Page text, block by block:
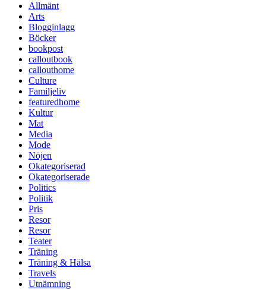
Allmänt
Arts
Blogginlagg
Böcker
bookpost
calloutbook
callouthome
Culture
Familjeliv
featuredhome
Kultur
Mat
Media
Mode
Nöjen
Okategoriserad
Okategoriserade
Politics
Politik
Pris
Resor
Resor
Teater
Träning
Träning & Hälsa
Travels
Utnämning